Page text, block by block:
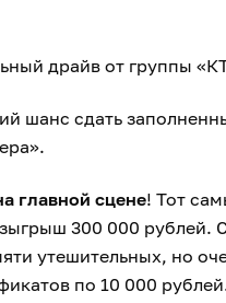
драйв от группы
шанс сдать
главной сцене! Тот
300 000 рублей.
утешительных, но
по 10 000